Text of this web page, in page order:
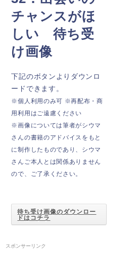
チャンスがほ
しい 待ち受
け画像
下記のボタンよりダウンロ
ードできます。
※個人利用のみ可 ※再配布・商
用利用はご遠慮ください
※画像については筆者がシウマ
さんの書籍のアドバイスをもと
に制作したものであり、シウマ
さんご本人とは関係ありません
ので、ご了承ください。
待ち受け画像のダウンロー
ドはコチラ
スポンサーリンク